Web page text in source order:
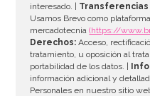
interesado. |
Usamos Brevo como
mercadotecnia(https://
Derechos: Acceso,
tratamiento, u oposición al
portabilidad de los datos. |
información adicional y
Personales en nuestro sitio